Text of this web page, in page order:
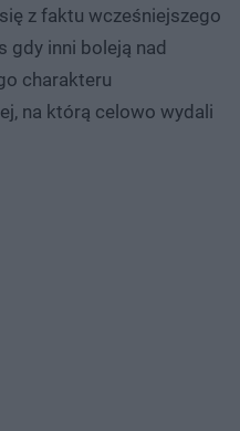
z faktu wcześniejszego
gdy inni boleją nad
charakteru
na którą celowo wydali